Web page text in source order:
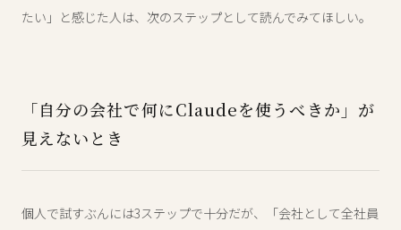
たい」と感じた人は、次のステップとして読んでみてほしい。
「自分の会社で何にClaudeを使うべきか」が
見えないとき
個人で試すぶんには3ステップで十分だが、「会社として全社員